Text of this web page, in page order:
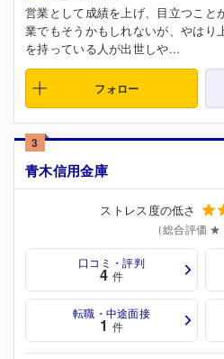
営業として成績を上げ、目立つこと
業でもそうかもしれないが、やはり
を持っている人が出世しや...
フォロー
3
青木信用金庫
ストレス度の低さ
（総合評価 ★
口コミ・評判
4 件
転職・中途面接
1 件